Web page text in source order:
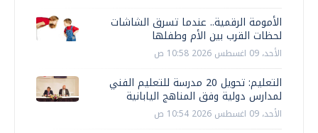
الأمومة الرقمية.. عندما تسرق الشاشات
لحظات القرب بين الأم وطفلها
الأحد، 09 اغسطس 2026 10:58 ص
التعليم: تحويل 20 مدرسة للتعليم الفني
لمدارس دولية وفق المناهج اليابانية
الأحد، 09 اغسطس 2026 10:54 ص